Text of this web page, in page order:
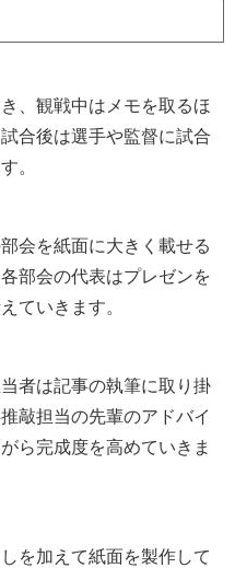
、観戦中はメモを取るほ
合後は選手や監督に試合
。
会を紙面に大きく載せる
部会の代表はプレゼンを
ていきます。
者は記事の執筆に取り掛
敲担当の先輩のアドバイ
ら完成度を高めていきま
を加えて紙面を製作して